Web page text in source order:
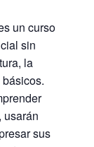
un curso
sin
la
usarán
sus